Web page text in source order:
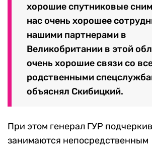
хорошие спутниковые
нас очень хорошее
нашими партнерами в
Великобритании в этой
очень хорошие связи со
родственными
объяснял Скибицкий.
При этом генерал ГУР
занимаются непосредственным